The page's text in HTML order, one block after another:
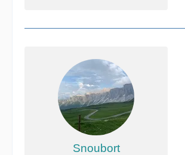
Snoubort